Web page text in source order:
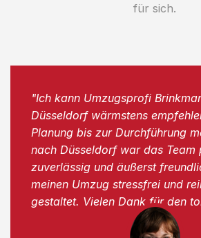
für sich.
"Ich kann Umzugsprofi
Düsseldorf wärmstens
Planung bis zur Durchführung
nach Düsseldorf war das Team
zuverlässig und äußerst
meinen Umzug stressfrei und
gestaltet. Vielen Dank für den